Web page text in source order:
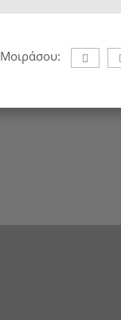
Μοιράσου: